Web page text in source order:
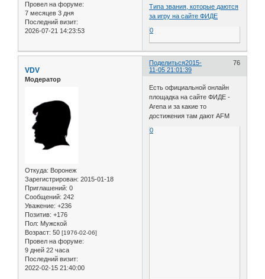
Провел на форуме:
7 месяцев 3 дня
Последний визит:
2026-07-21 14:23:53
Типа звания, которые даются
за игру на сайте ФИДЕ
0
Поделиться 76
2015-
11-05 21:01:39
VDV
Модератор
Откуда: Воронеж
Зарегистрирован: 2015-01-18
Приглашений: 0
Сообщений: 242
Уважение: +236
Позитив: +176
Пол: Мужской
Возраст: 50 [1976-02-06]
Провел на форуме:
9 дней 22 часа
Последний визит:
2022-02-15 21:40:00
Есть официальной онлайн
площадка на сайте ФИДЕ -
Arena и за какие то
достижения там дают AFM
0